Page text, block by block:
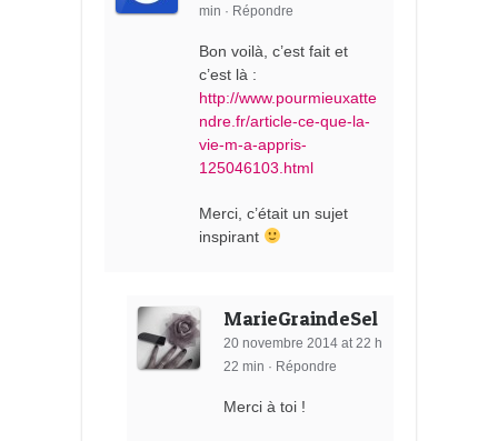
min · Répondre
Bon voilà, c’est fait et
c’est là :
http://www.pourmieuxatte
ndre.fr/article-ce-que-la-
vie-m-a-appris-
125046103.html
Merci, c’était un sujet
inspirant
MarieGraindeSel
20 novembre 2014 at 22 h
22 min · Répondre
Merci à toi !